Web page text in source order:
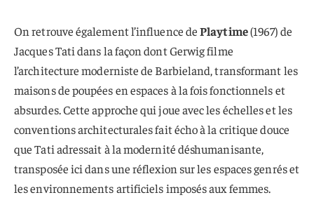
On retrouve également l’influence dePlaytime(1967) de
Jacques Tati dans la façon dont Gerwig filme
l’architecture moderniste de Barbieland, transformant les
maisons de poupées en espaces à la fois fonctionnels et
absurdes. Cette approche qui joue avec les échelles et les
conventions architecturales fait écho à la critique douce
que Tati adressait à la modernité déshumanisante,
transposée ici dans une réflexion sur les espaces genrés et
les environnements artificiels imposés aux femmes.